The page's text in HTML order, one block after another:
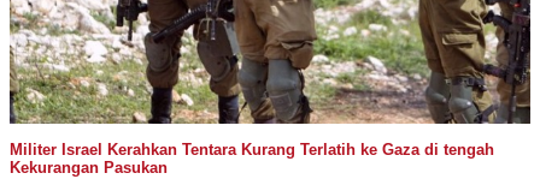
Militer Israel Kerahkan Tentara Kurang Terlatih ke Gaza di tengah
Kekurangan Pasukan